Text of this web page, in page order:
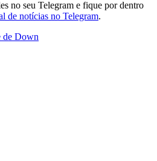
no seu Telegram e fique por dentro
de notícias no Telegram.
de Down